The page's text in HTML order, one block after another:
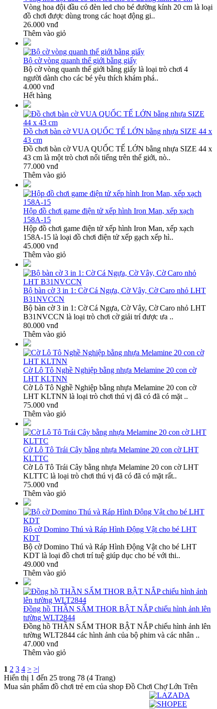
Vòng hoa đội đầu có đèn led cho bé đường kính 20 cm là loại
đồ chơi được dùng trong các hoạt động gi..
26.000 vnđ
Thêm vào giỏ
Bộ cờ vòng quanh thế giới bằng giấy
Bộ cờ vòng quanh thế giới bằng giấy là loại trò chơi 4
người dành cho các bé yêu thích khám phá..
4.000 vnđ
Hết hàng
Đồ chơi bàn cờ VUA QUỐC TẾ LỚN bằng nhựa SIZE 44 x
43 cm
Đồ chơi bàn cờ VUA QUỐC TẾ LỚN bằng nhựa SIZE 44 x
43 cm là một trò chơi nổi tiếng trên thế giới, nò..
77.000 vnđ
Thêm vào giỏ
Hộp đồ chơi game điện tử xếp hình Iron Man, xếp xạch
158A-15
Hộp đồ chơi game điện tử xếp hình Iron Man, xếp xạch
158A-15 là loại đồ chơi điện tử xếp gạch xếp hì..
45.000 vnđ
Thêm vào giỏ
Bộ bàn cờ 3 in 1: Cờ Cá Ngựa, Cờ Vây, Cờ Caro nhỏ LHT
B31NVCCN
Bộ bàn cờ 3 in 1: Cờ Cá Ngựa, Cờ Vây, Cờ Caro nhỏ LHT
B31NVCCN là loại trò chơi cờ giải trí được ưa ..
80.000 vnđ
Thêm vào giỏ
Cờ Lô Tô Nghề Nghiệp bằng nhựa Melamine 20 con cờ
LHT KLTNN
Cờ Lô Tô Nghề Nghiệp bằng nhựa Melamine 20 con cờ
LHT KLTNN là loại trò chơi thú vị đã có đã có mặt ..
75.000 vnđ
Thêm vào giỏ
Cờ Lô Tô Trái Cây bằng nhựa Melamine 20 con cờ LHT
KLTTC
Cờ Lô Tô Trái Cây bằng nhựa Melamine 20 con cờ LHT
KLTTC là loại trò chơi thú vị đã có đã có mặt rất..
75.000 vnđ
Thêm vào giỏ
Bộ cờ Domino Thú và Ráp Hình Động Vật cho bé LHT
KDT
Bộ cờ Domino Thú và Ráp Hình Động Vật cho bé LHT
KDT là loại đồ chơi trí tuệ giúp dục cho bé với thi..
49.000 vnđ
Thêm vào giỏ
Đồng hồ THẦN SẤM THOR BẬT NẮP chiếu hình ảnh lên
tường WLT2844
Đồng hồ THẦN SẤM THOR BẬT NẮP chiếu hình ảnh lên
tường WLT2844 các hình ảnh của bộ phim và các nhân ..
47.000 vnđ
Thêm vào giỏ
1 2 3 4 > >|
Hiển thị 1 đến 25 trong 78 (4 Trang)
Mua sản phẩm đồ chơi trẻ em của shop Đồ Chơi Chợ Lớn Trên